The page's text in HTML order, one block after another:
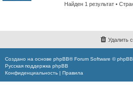
Найден 1 результат •
Удалить
Создано на основе phpBB® Forum Software ©
Русская поддержка phpBB
Конфиденциальность | Правила